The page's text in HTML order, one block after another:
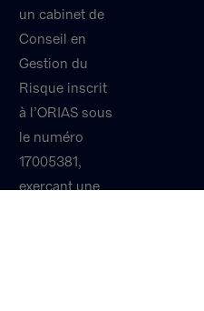
un cabinet de
Conseil en
Gestion du
Risque inscrit
à l’ORIAS sous
le numéro
17005381,
exerçant une